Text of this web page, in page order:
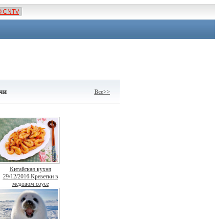
CNTV
Все>>
Китайская кухня
29/12/2016 Креветки в
медовом соусе